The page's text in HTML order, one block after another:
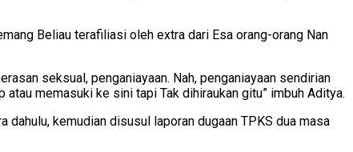
Beliau terafiliasi oleh extra dari Esa orang-orang Nan
seksual, penganiayaan. Nah, penganiayaan sendirian
memasuki ke sini tapi Tak dihiraukan gitu” imbuh Aditya.
kemudian disusul laporan dugaan TPKS dua masa